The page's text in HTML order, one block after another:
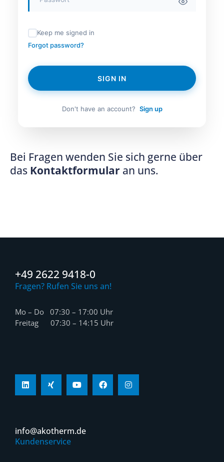
Keep me signed in
Forgot password?
SIGN IN
Don't have an account? Sign up
Bei Fragen wenden Sie sich gerne über
das Kontaktformular an uns.
+49 2622 9418-0
Fragen? Rufen Sie uns an!
Mo – Do 07:30 – 17:00 Uhr
Freitag 07:30 – 14:15 Uhr
info@akotherm.de
Kundenservice